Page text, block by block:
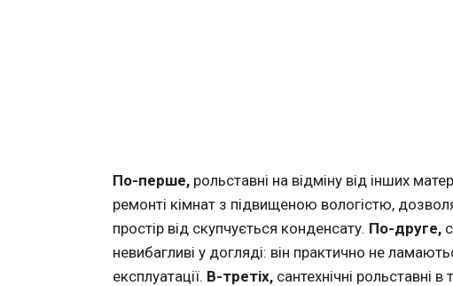
По-перше, рольставні на відміну від інших
ремонті кімнат з підвищеною вологістю,
простір від скупчується конденсату. По-друге,
невибагливі у догляді: він практично не
експлуатації. В-третіх, сантехнічні рольставні в